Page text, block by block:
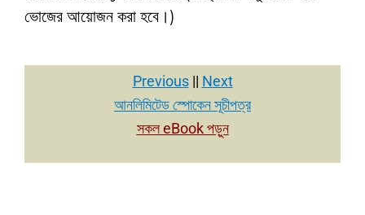
ভোজের আয়োজন করা হবে।)
Previous || Next
আনলিমিটেড স্পোকেন সূচীপত্র
সকল eBook পড়ুন